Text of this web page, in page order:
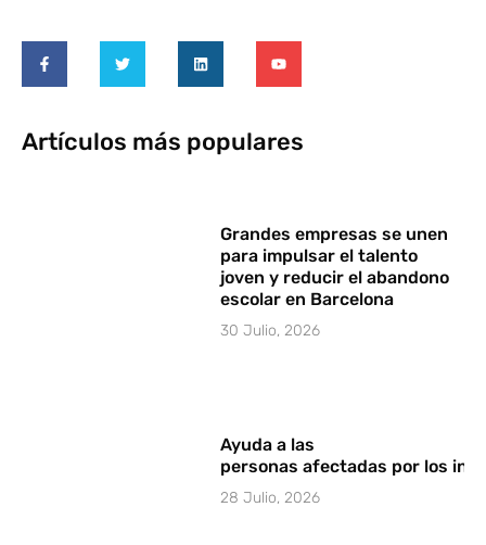
Artículos más populares
Grandes empresas se unen
para impulsar el talento
joven y reducir el abandono
escolar en Barcelona
30 Julio, 2026
Ayuda a las
personas afectadas por los
28 Julio, 2026